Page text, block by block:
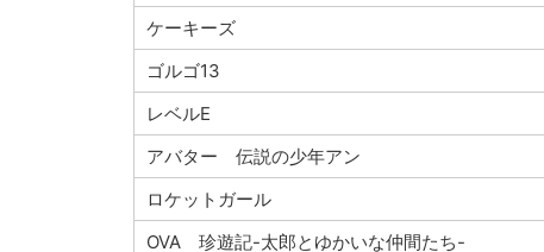
ケーキーズ
ゴルゴ13
レベルE
アバター 伝説の少年アン
ロケットガール
OVA 珍遊記-太郎とゆかいな仲間たち-